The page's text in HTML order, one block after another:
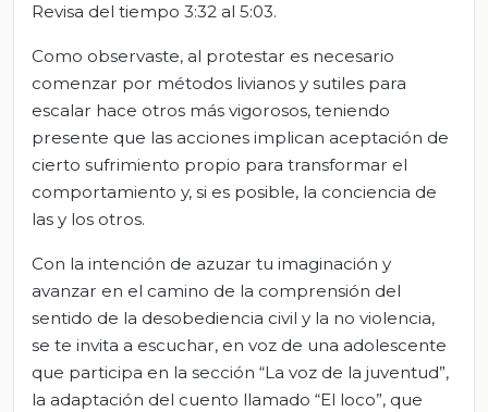
Revisa del tiempo 3:32 al 5:03.
Como observaste, al protestar es necesario
comenzar por métodos livianos y sutiles para
escalar hace otros más vigorosos, teniendo
presente que las acciones implican aceptación de
cierto sufrimiento propio para transformar el
comportamiento y, si es posible, la conciencia de
las y los otros.
Con la intención de azuzar tu imaginación y
avanzar en el camino de la comprensión del
sentido de la desobediencia civil y la no violencia,
se te invita a escuchar, en voz de una adolescente
que participa en la sección “La voz de la juventud”,
la adaptación del cuento llamado “El loco”, que